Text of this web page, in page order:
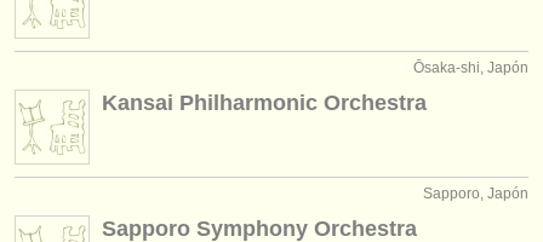
Ōsaka-shi, Japón
Kansai Philharmonic Orchestra
Sapporo, Japón
Sapporo Symphony Orchestra